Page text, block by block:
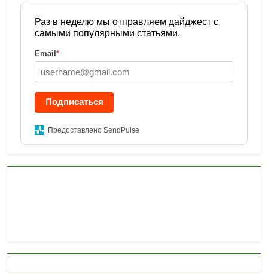
Раз в неделю мы отправляем дайджест с
самыми популярными статьями.
Email *
Подписаться
Предоставлено SendPulse